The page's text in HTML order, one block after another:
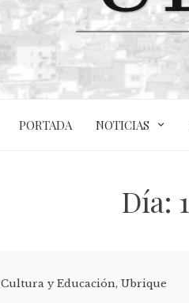
PORTADA NOTICIAS
Día:
Cultura y Educación,Ubrique